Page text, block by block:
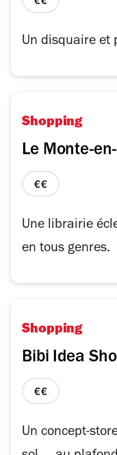
prix
sur
Un disquaire et
Shopping
Le Monte-
prix
sur
4
Une librairie
en tous genres.
Shopping
Bibi Idea
prix
sur
Un concept-